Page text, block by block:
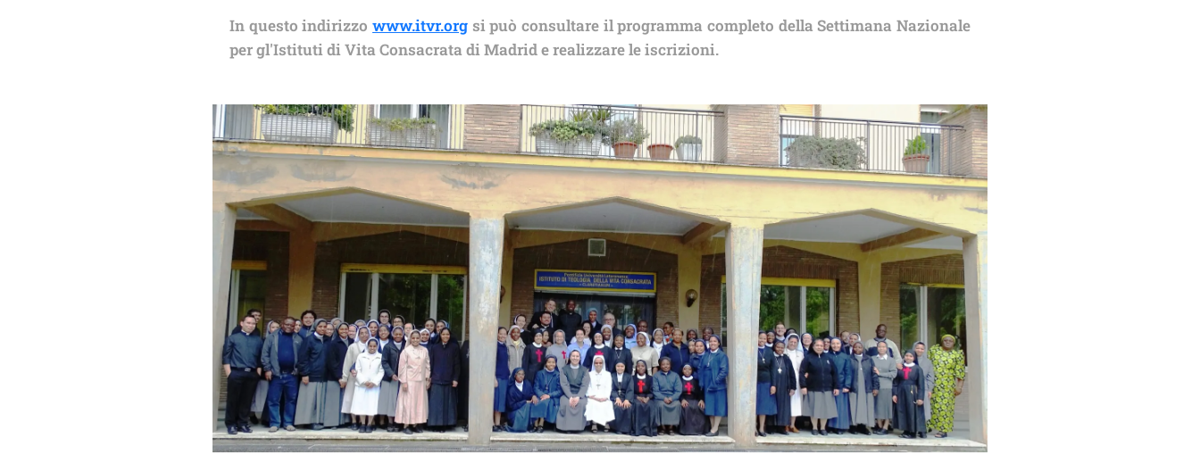
In questo indirizzowww.itvr.org si può consultare il programma completo della Settimana Nazionale
per gl'Istituti di Vita Consacrata di Madrid e realizzare le iscrizioni.